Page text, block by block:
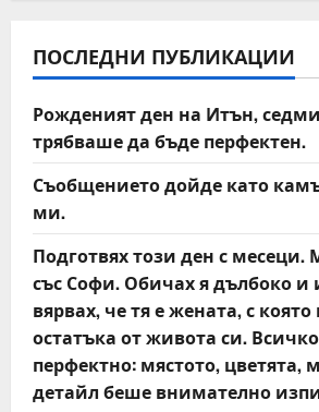
v
i
g
a
t
i
o
n
ПОСЛЕДНИ ПУБЛИКАЦИИ
Рожденият ден на Итън,
трябваше да бъде перфектен.
Съобщението дойде като
ми.
Подготвях този ден с месеци.
със Софи. Обичах я дълбоко и
вярвах, че тя е жената, с
остатъка от живота си.
перфектно: мястото, цветята,
детайл беше внимателно